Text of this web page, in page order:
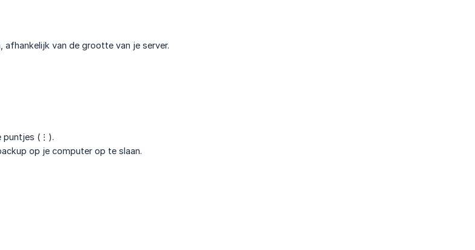
afhankelijk van de grootte van je server.
puntjes (⋮).
op je computer op te slaan.